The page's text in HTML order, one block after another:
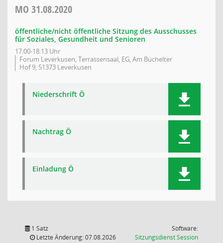
MO 31.08.2020
öffentliche/nicht öffentliche Sitzung des Ausschusses
für Soziales, Gesundheit und Senioren
17:00-18:13 Uhr
Forum Leverkusen, Terrassensaal, EG, Am Büchelter
Hof 9, 51373 Leverkusen
Niederschrift Ö
Nachtrag Ö
Einladung Ö
1 Satz
Letzte Änderung: 07.08.2026
Software:
SitzungsdienstSession(Wird in